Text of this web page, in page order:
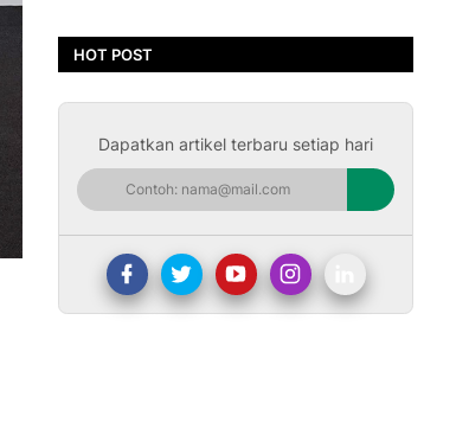
HOT POST
Dapatkan artikel terbaru setiap hari